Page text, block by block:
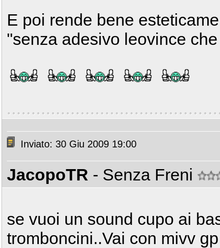
E poi rende bene
"senza adesivo leovince
Inviato: 30 Giu 2009 19:00
JacopoTR - Senza Freni
se vuoi un sound cupo ai
tromboncini..Vai con mivv